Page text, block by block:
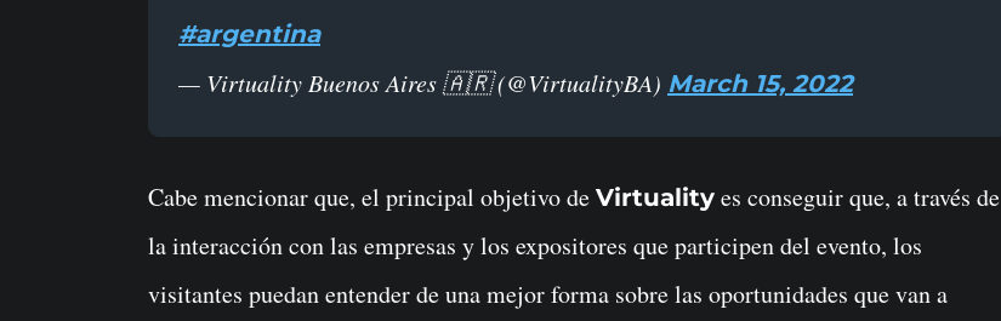
#argentina
— Virtuality Buenos Aires 🇦🇷 (@VirtualityBA) March 15, 2022
Cabe mencionar que, el principal objetivo de Virtuality es conseguir que, a través de
la interacción con las empresas y los expositores que participen del evento, los
visitantes puedan entender de una mejor forma sobre las oportunidades que van a